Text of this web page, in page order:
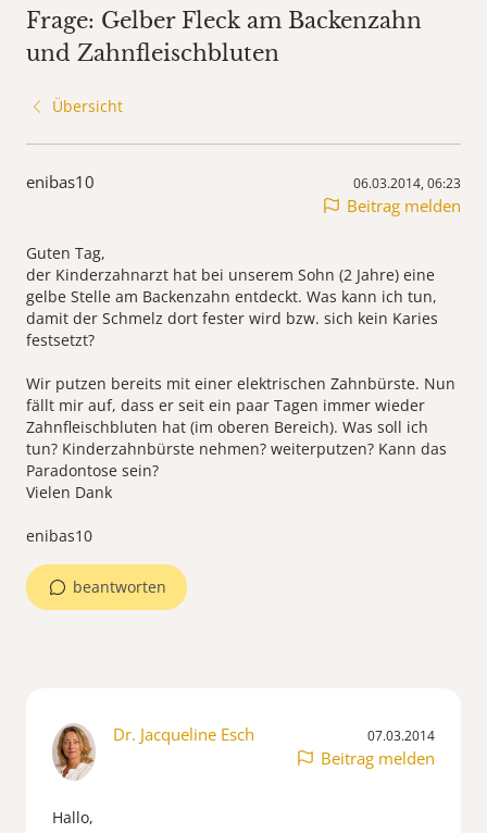
Frage: Gelber Fleck am Backenzahn
und Zahnfleischbluten
Übersicht
enibas10 06.03.2014, 06:23
Beitrag melden
Guten Tag,
der Kinderzahnarzt hat bei unserem Sohn (2 Jahre) eine
gelbe Stelle am Backenzahn entdeckt. Was kann ich tun,
damit der Schmelz dort fester wird bzw. sich kein Karies
festsetzt?
Wir putzen bereits mit einer elektrischen Zahnbürste. Nun
fällt mir auf, dass er seit ein paar Tagen immer wieder
Zahnfleischbluten hat (im oberen Bereich). Was soll ich
tun? Kinderzahnbürste nehmen? weiterputzen? Kann das
Paradontose sein?
Vielen Dank
enibas10
beantworten
Dr. Jacqueline Esch 07.03.2014
Beitrag melden
Hallo,